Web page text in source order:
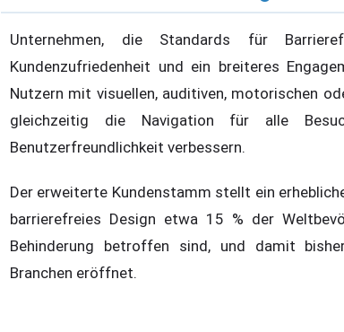
Unternehmen, die Standards für
Kundenzufriedenheit und ein breiteres
Nutzern mit visuellen, auditiven, motorischen
gleichzeitig die Navigation für alle
Benutzerfreundlichkeit verbessern.
Der erweiterte Kundenstamm stellt ein
barrierefreies Design etwa 15 % der
Behinderung betroffen sind, und damit
Branchen eröffnet.